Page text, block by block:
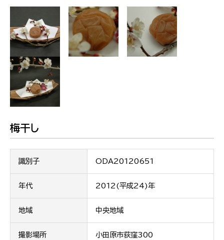
梅干し
識別子 ODA20120651
年代 2012(平成24)年
地域 中央地域
撮影場所 小田原市荻窪300